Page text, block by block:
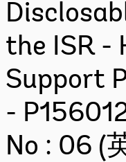
the ISR -
Support
-
No : 06 (